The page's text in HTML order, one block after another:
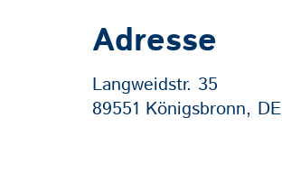
Adresse
Langweidstr. 35
89551 Königsbronn, DE